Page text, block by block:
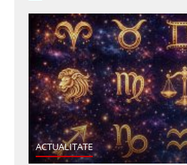
ACTUALITATE